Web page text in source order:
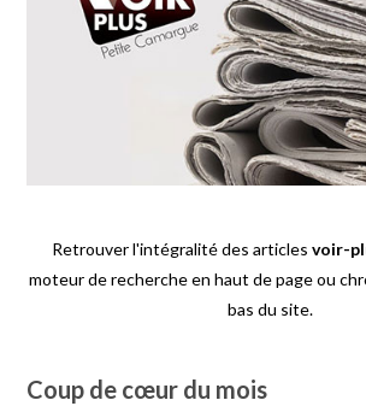
Retrouver l'intégralité des articles voir-
moteur de recherche en haut de page ou
bas du site.
Coup de cœur du mois